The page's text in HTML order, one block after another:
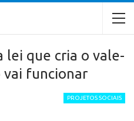
lei que cria o vale-
vai funcionar
PROJETOS SOCIAIS